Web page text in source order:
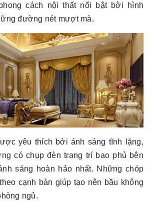
cách nội thất nổi bật bởi hình
đường nét mượt mà.
yêu thích bởi ánh sáng tĩnh lặng,
có chụp đèn trang trí bao phủ bên
sáng hoàn hảo nhất. Những chóp
cạnh bàn giúp tạo nên bầu không
ngủ.